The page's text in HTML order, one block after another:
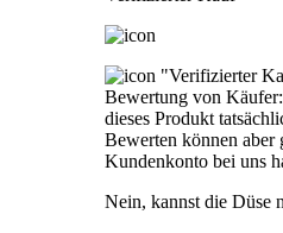
"Verifizierter
Bewertung von
dieses Produkt
Bewerten können aber
Kundenkonto bei uns
Nein, kannst die Düse